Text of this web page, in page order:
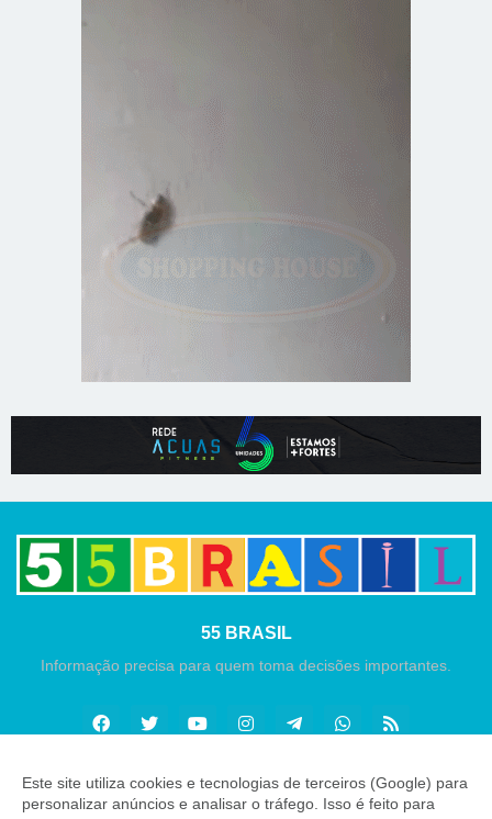
55 BRASIL
Informação precisa para quem toma decisões importantes.
Copyright ©202655 Brasil
Este site utiliza cookies e tecnologias de terceiros (Google) para
personalizar anúncios e analisar o tráfego. Isso é feito para